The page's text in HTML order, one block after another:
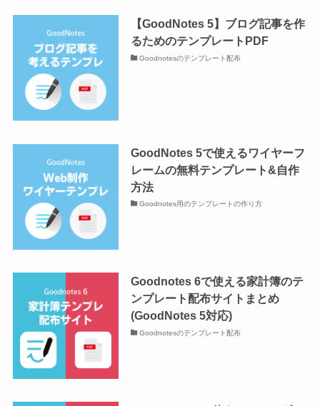
【GoodNotes 5】ブログ記事を作
るためのテンプレートPDF
Goodnotesのテンプレート配布
GoodNotes 5で使えるワイヤーフ
レームの無料テンプレート&自作
方法
Goodnotes用のテンプレートの作り方
Goodnotes 6で使える家計簿のテ
ンプレート配布サイトまとめ
(GoodNotes 5対応)
Goodnotesのテンプレート配布